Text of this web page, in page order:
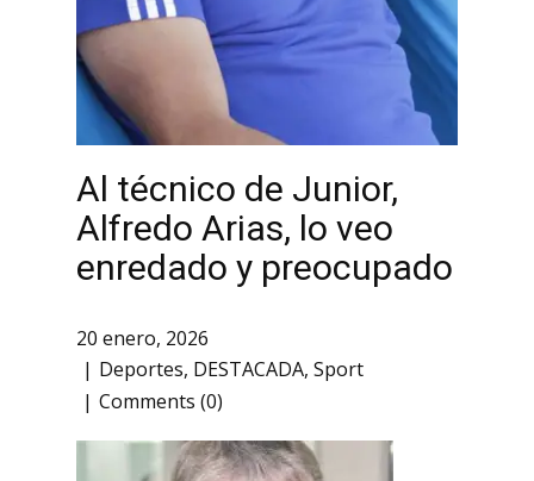
Al técnico de Junior,
Alfredo Arias, lo veo
enredado y preocupado
20 enero, 2026
Deportes, DESTACADA, Sport
Comments (0)